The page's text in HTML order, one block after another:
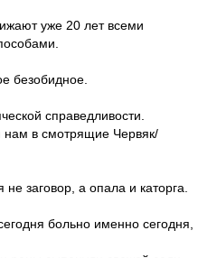
уже 20 лет всеми
безобидное.
справедливости.
нам в смотрящие Червяк/
не заговор, а опала и каторга.
больно именно сегодня,